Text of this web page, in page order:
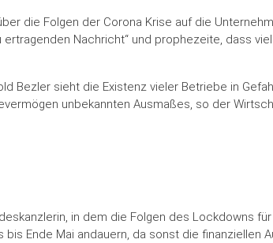
die Folgen der Corona Krise auf die
Nachricht“ und prophezeite, dass
Bezler sieht die Existenz vieler Betriebe in
unbekannten Ausmaßes, so der
in dem die Folgen des Lockdowns
Ende Mai andauern, da sonst die finanziellen